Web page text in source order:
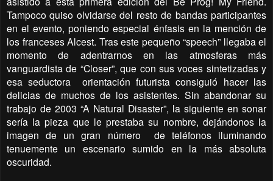
Tampoco quiso olvidarse del resto de bandas participantes
en el evento, poniendo especial énfasis en la mención de
los franceses Alcest. Tras este pequeño “speech” llegaba el
momento de adentrarnos en las atmosferas más
vanguardista de “Closer”, que con sus voces sintetizadas y
esa seductora
orientación futurista consiguió hacer las
delicias de muchos de los asistentes. Sin abandonar su
trabajo de 2003 “A Natural Disaster”, la siguiente en sonar
sería la pieza que le prestaba su nombre, dejándonos la
imagen de un gran número
de teléfonos iluminando
tenuemente un escenario sumido en la más absoluta
oscuridad.